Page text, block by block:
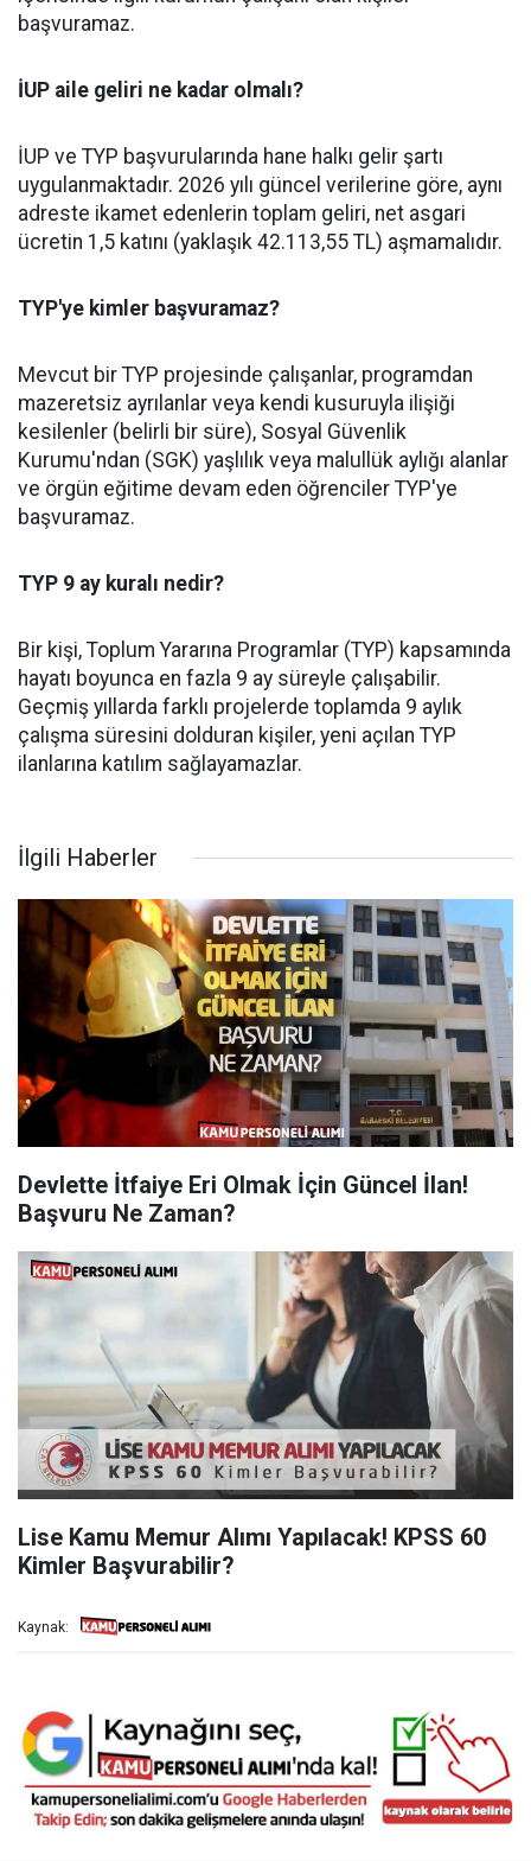
başvuramaz.
İUP aile geliri ne kadar olmalı?
İUP ve TYP başvurularında hane halkı gelir şartı
uygulanmaktadır. 2026 yılı güncel verilerine göre, aynı
adreste ikamet edenlerin toplam geliri, net asgari
ücretin 1,5 katını (yaklaşık 42.113,55 TL) aşmamalıdır.
TYP'ye kimler başvuramaz?
Mevcut bir TYP projesinde çalışanlar, programdan
mazeretsiz ayrılanlar veya kendi kusuruyla ilişiği
kesilenler (belirli bir süre), Sosyal Güvenlik
Kurumu'ndan (SGK) yaşlılık veya malullük aylığı alanlar
ve örgün eğitime devam eden öğrenciler TYP'ye
başvuramaz.
TYP 9 ay kuralı nedir?
Bir kişi, Toplum Yararına Programlar (TYP) kapsamında
hayatı boyunca en fazla 9 ay süreyle çalışabilir.
Geçmiş yıllarda farklı projelerde toplamda 9 aylık
çalışma süresini dolduran kişiler, yeni açılan TYP
ilanlarına katılım sağlayamazlar.
İlgili Haberler
Devlette İtfaiye Eri Olmak İçin Güncel İlan!
Başvuru Ne Zaman?
Lise Kamu Memur Alımı Yapılacak! KPSS 60
Kimler Başvurabilir?
Kaynak: